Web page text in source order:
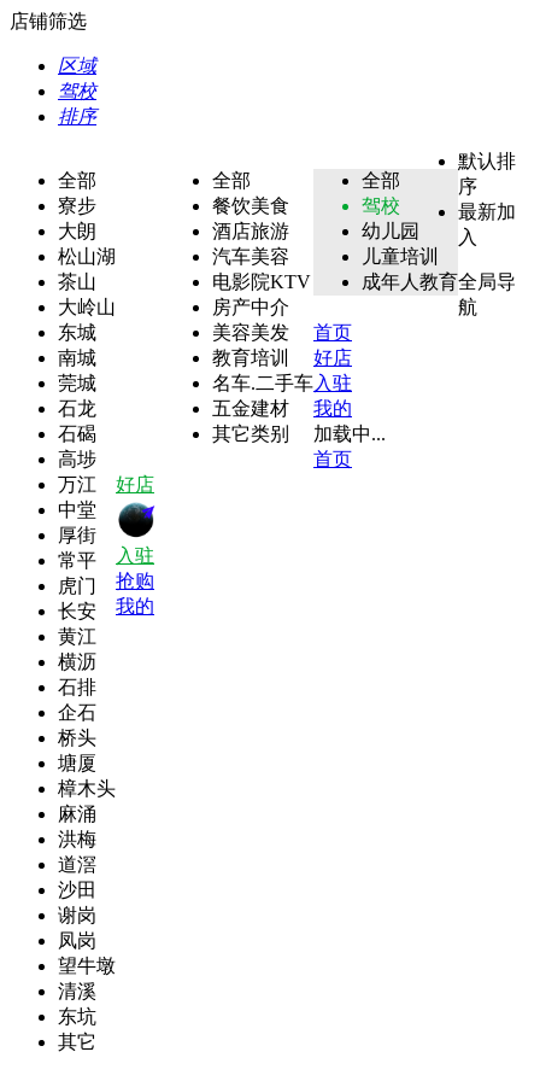
店铺筛选
区域
驾校
排序
全部
寮步
大朗
松山湖
茶山
大岭山
东城
南城
莞城
石龙
石碣
高埗
万江
中堂
厚街
常平
虎门
长安
黄江
横沥
石排
企石
桥头
塘厦
樟木头
麻涌
洪梅
道滘
沙田
谢岗
凤岗
望牛墩
清溪
东坑
其它
全部
餐饮美食
酒店旅游
汽车美容
电影院KTV
房产中介
美容美发
教育培训
名车.二手车
五金建材
其它类别
全部
驾校
幼儿园
儿童培训
成年人教育
默认排
序
最新加
入
全局导
航
首页
好店
入驻
我的
加载中...
首页
好店
入驻
抢购
我的